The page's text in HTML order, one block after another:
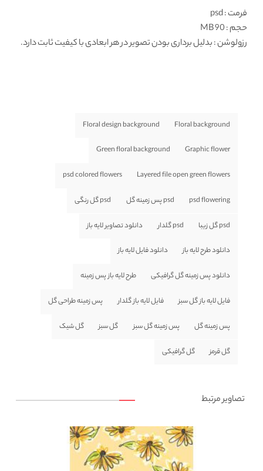
فرمت: psd
حجم : 90 MB
رزولوشن: بدلیل برداری بودن تصویر در هر ابعادی با کیفیت ثابت دارد.
Floral background
Floral design background
Graphic flower
Green floral background
Layered file open green flowers
psd colored flowers
psd flowering psd پس زمینه گل psd گل رنگی
psd گل زیبا psd گلدار دانلود تصاویر لایه باز
دانلود طرح لایه باز دانلود فایل لایه باز
دانلود پس زمینه گل گرافیکی طرح لایه باز پس زمینه
فایل لایه باز گل سبز فایل لایه باز گلدار پس زمینه طراحی گل
پس زمینه گل پس زمینه گل سبز گل سبز گل شیک
گل قرمز گل گرافیکی
تصاویر مرتبط